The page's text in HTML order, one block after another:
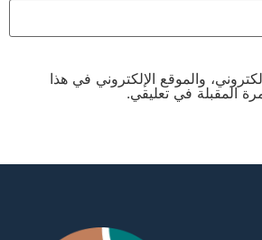
والموقع الإلكتروني في هذا
المقبلة في تعليقي.